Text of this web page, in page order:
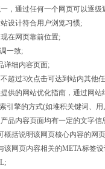
，通过任何一个网页可以逐
设计符合用户浏览习惯;
在网页靠前位置;
一致;
详细内容页面;
超过3次点击可达到站内其他
供的网站优化指南，通过网
引擎的方式(如堆积关键词、
品内容页面均有一定的文字信
概括说明该网页核心内容的网
网页内容相关的META标签设